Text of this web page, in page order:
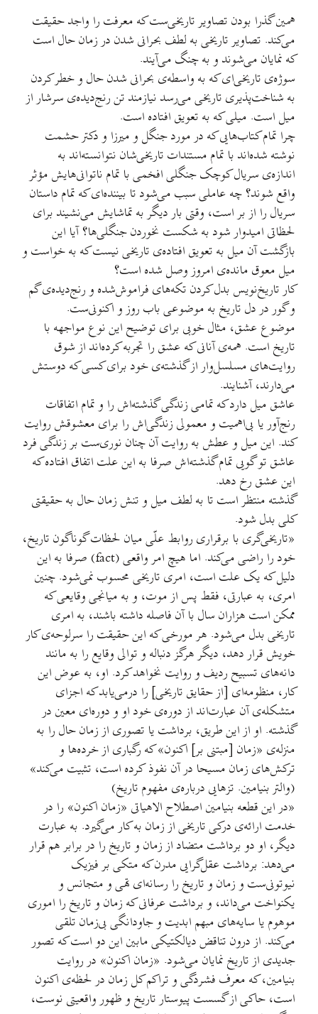
همین گذرا بودن تصاویر تاریخی‌ست که معرفت را واجد حقیقت
می‌کند. تصاویر تاریخی به لطف بحرانی شدن در زمان حال است
که نمایان می‌شوند و به چنگ می‌آیند.
سوژه‌ی تاریخی‌ای که به واسطه‌ی بحرانی شدن حال و خطر کردن
به شناخت‌پذیری تاریخی می‌رسد نیازمند تن رنج‌دیده‌ی سرشار از
میل است. میلی که به تعویق افتاده است.
چرا تمام کتاب‌هایی که در مورد جنگل و میرزا و دکتر حشمت
نوشته شده‌اند با تمام مستندات تاریخی‌شان نتوانسته‌اند به
اندازه‌ی سریال کوچک جنگلی افخمی با تمام ناتوانی‌هایش مؤثر
واقع شوند؟ چه عاملی سبب می‌شود تا بیننده‌ای که تمام داستان
سریال را از بر است، وقتی بار دیگر به تماشایش می‌نشیند برای
لحظاتی امیدوار شود به شکست نخوردن جنگلی‌ها؟ آیا این
بازگشت آن میل به تعویق افتاده‌ی تاریخی نیست که به خواست و
میل معوق مانده‌ی امروز وصل شده است؟
کار تاریخ‌نویس بدل کردن تکه‌های فراموش‌شده و رنج‌دیده‌ی گم
و گور در دل تاریخ به موضوعی باب روز و اکنونی‌ست.
موضوع عشق، مثال خوبی برای توضیح این نوع مواجهه با
تاریخ است. همه‌ی آنانی که عشق را تجربه کرده‌اند از شوق
روایت‌های مسلسل‌وار از گذشته‌ی خود برای کسی که دوستش
می‌دارند، آشنایند.
عاشق میل دارد که تمامی زندگی گذشته‌اش را و تمام اتفاقات
رنج‌آور یا بی‌اهمیت و معمولی زندگی‌اش را برای معشوقش روایت
کند. این میل و عطش به روایت آن چنان نوری‌ست بر زندگی فرد
عاشق تو گویی تمام گذشته‌اش صرفا به این علت اتفاق افتاده که
این عشق رخ دهد.
گذشته منتظر است تا به لطف میل و تنش زمان حال به حقیقتی
کلی بدل شود.
«تاریخی‌گری با برقراری روابط علّی میان لحظات گوناگون تاریخ،
خود را راضی می‌کند. اما هیچ امر واقعی (fact) صرفا به این
دلیل که یک علت است، امری تاریخی محسوب نمی‌شود. چنین
امری، به عبارتی، فقط پس از موت، و به میانجی وقایعی که
ممکن است هزاران سال با آن فاصله داشته باشند، به امری
تاریخی بدل می‌شود. هر مورخی که این حقیقت را سرلوحه‌ی کار
خویش قرار دهد، دیگر هرگز دنباله و توالی وقایع را به مانند
دانه‌های تسبیح ردیف و روایت نخواهد کرد. او، به عوض این
کار، منظومه‌ای [از حقایق تاریخی] را درمی‌یابد که اجزای
متشکله‌ی آن عبارت‌اند از دوره‌ی خود او و دوره‌ای معین در
گذشته. او از این طریق، برداشت یا تصوری از زمان حال را به
منزله‌ی «زمان [مبتنی بر] اکنون» که رگباری از خرده‌ها و
ترکش‌های زمان مسیحا در آن نفوذ کرده است، تثبیت می‌کند»
(والتر بنیامین. تزهایی درباره‌ی مفهوم تاریخ)
«در این قطعه بنیامین اصطلاح الاهیاتی «زمان اکنون» را در
خدمت ارائه‌ی درکی تاریخی از زمان به کار می‌گیرد. به عبارت
دیگر، او دو برداشت متضاد از زمان و تاریخ را در برابر هم قرار
می‌دهد: برداشت عقل‌گرایی مدرن که متکی بر فیزیک
نیوتونی‌ست و زمان و تاریخ را رسانه‌ای تهی و متجانس و
یکنواخت می‌داند، و برداشت عرفانی که زمان و تاریخ را اموری
موهوم یا سایه‌های مبهم ابدیت و جاودانگی بی‌زمان تلقی
می‌کند. از درون تناقض دیالکتیکی مابین این دو است که تصور
جدیدی از تاریخ نمایان می‌شود. «زمان اکنون» در روایت
بنیامین، که معرف فشردگی و تراکم کل زمان در لحظه‌ی اکنون
است، حاکی از گسست پیوستار تاریخ و ظهور واقعیتی نوست،